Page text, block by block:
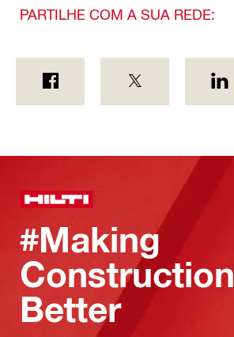
PARTILHE COM A SUA REDE:
#Making
Construction
Better